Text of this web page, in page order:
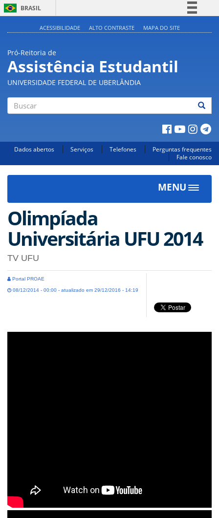
BRASIL
Acesso à informação
Legislação
Canais
ACESSIBILIDADE ALTO CONTRASTE MAPA DO SITE
Pró-Reitoria de
Assistência Estudantil
UNIVERSIDADE FEDERAL DE UBERLÂNDIA
Dados abertos Serviços Telefones
Perguntas frequentes
Fale conosco
MENU
Toggle
Olimpíada
Universitária UFU 2014
TV UFU
Portal PROAE
08/12/2014 - 00:00 - atualizado em 29/12/2016 - 14:19